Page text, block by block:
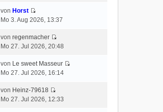
von Horst
Mo 3. Aug 2026, 13:37
vonregenmacher
Mo 27. Jul 2026, 20:48
von Le sweet Masseur
Mo 27. Jul 2026, 16:14
von Heinz-79618
Mo 27. Jul 2026, 12:33